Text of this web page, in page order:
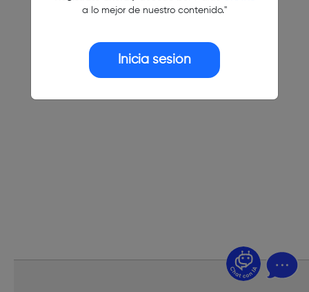
a lo mejor de nuestro contenido."
Inicia sesión